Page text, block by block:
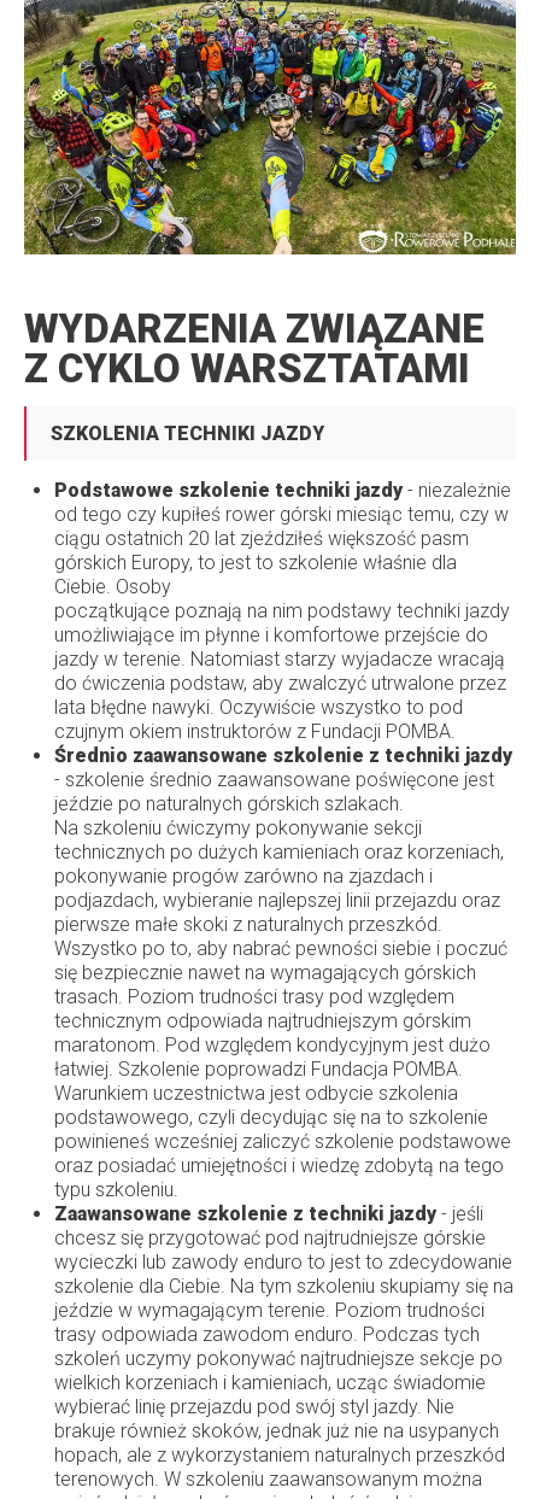
WYDARZENIA ZWIĄZANE
Z CYKLO WARSZTATAMI
SZKOLENIA TECHNIKI JAZDY
Podstawowe szkolenie techniki jazdy - niezależnie
od tego czy kupiłeś rower górski miesiąc temu, czy w
ciągu ostatnich 20 lat zjeździłeś większość pasm
górskich Europy, to jest to szkolenie właśnie dla
Ciebie. Osoby
początkujące poznają na nim podstawy techniki jazdy
umożliwiające im płynne i komfortowe przejście do
jazdy w terenie. Natomiast starzy wyjadacze wracają
do ćwiczenia podstaw, aby zwalczyć utrwalone przez
lata błędne nawyki. Oczywiście wszystko to pod
czujnym okiem instruktorów z Fundacji POMBA.
Średnio zaawansowane szkolenie z techniki jazdy
- szkolenie średnio zaawansowane poświęcone jest
jeździe po naturalnych górskich szlakach.
Na szkoleniu ćwiczymy pokonywanie sekcji
technicznych po dużych kamieniach oraz korzeniach,
pokonywanie progów zarówno na zjazdach i
podjazdach, wybieranie najlepszej linii przejazdu oraz
pierwsze małe skoki z naturalnych przeszkód.
Wszystko po to, aby nabrać pewności siebie i poczuć
się bezpiecznie nawet na wymagających górskich
trasach. Poziom trudności trasy pod względem
technicznym odpowiada najtrudniejszym górskim
maratonom. Pod względem kondycyjnym jest dużo
łatwiej. Szkolenie poprowadzi Fundacja POMBA.
Warunkiem uczestnictwa jest odbycie szkolenia
podstawowego, czyli decydując się na to szkolenie
powinieneś wcześniej zaliczyć szkolenie podstawowe
oraz posiadać umiejętności i wiedzę zdobytą na tego
typu szkoleniu.
Zaawansowane szkolenie z techniki jazdy - jeśli
chcesz się przygotować pod najtrudniejsze górskie
wycieczki lub zawody enduro to jest to zdecydowanie
szkolenie dla Ciebie. Na tym szkoleniu skupiamy się na
jeździe w wymagającym terenie. Poziom trudności
trasy odpowiada zawodom enduro. Podczas tych
szkoleń uczymy pokonywać najtrudniejsze sekcje po
wielkich korzeniach i kamieniach, ucząc świadomie
wybierać linię przejazdu pod swój styl jazdy. Nie
brakuje również skoków, jednak już nie na usypanych
hopach, ale z wykorzystaniem naturalnych przeszkód
terenowych. W szkoleniu zaawansowanym można